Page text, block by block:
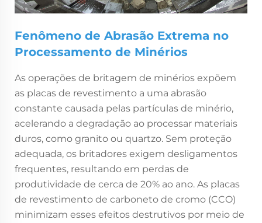
Fenômeno de Abrasão Extrema no
Processamento de Minérios
As operações de britagem de minérios expõem
as placas de revestimento a uma abrasão
constante causada pelas partículas de minério,
acelerando a degradação ao processar materiais
duros, como granito ou quartzo. Sem proteção
adequada, os britadores exigem desligamentos
frequentes, resultando em perdas de
produtividade de cerca de 20% ao ano. As placas
de revestimento de carboneto de cromo (CCO)
minimizam esses efeitos destrutivos por meio de